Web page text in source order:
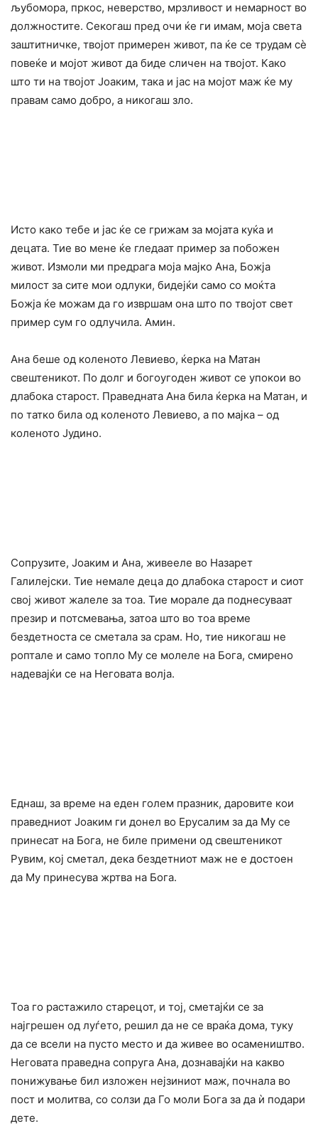
љубомора, пркос, неверство, мрзливост и немарност во
должностите. Секогаш пред очи ќе ги имам, моја света
заштитничке, твојот примерен живот, па ќе се трудам сè
повеќе и мојот живот да биде сличен на твојот. Како
што ти на твојот Јоаким, така и јас на мојот маж ќе му
правам само добро, а никогаш зло.
Исто како тебе и јас ќе се грижам за мојата куќа и
децата. Тие во мене ќе гледаат пример за побожен
живот. Измоли ми предрага моја мајко Ана, Божја
милост за сите мои одлуки, бидејќи само со моќта
Божја ќе можам да го извршам она што по твојот свет
пример сум го одлучила. Амин.
Ана беше од коленото Левиево, ќерка на Матан
свештеникот. По долг и богоугоден живот се упокои во
длабока старост. Праведната Ана била ќерка на Матан, и
по татко била од коленото Левиево, а по мајка – од
коленото Јудино.
Сопрузите, Јоаким и Ана, живееле во Назарет
Галилејски. Тие немале деца до длабока старост и сиот
свој живот жалеле за тоа. Тие морале да поднесуваат
презир и потсмевања, затоа што во тоа време
бездетноста се сметала за cpам. Но, тие никогаш не
роптале и само топло Му се молеле на Бога, смирено
надевајќи се на Неговата волја.
Еднаш, за време на еден голем празник, даровите кои
праведниот Јоаким ги донел во Ерусалим за да Му се
принесат на Бога, не биле примени од свештеникот
Рувим, кој сметал, дека бездетниот маж не е достоен
да Му принесува жртва на Бога.
Тоа го растажило старецот, и тој, сметајќи се за
најгрешен од луѓето, решил да не се враќа дома, туку
да се всели на пусто место и да живее во осамеништво.
Неговата праведна сопруга Ана, дознавајќи на какво
понижување бил изложен нејзиниот маж, почнала во
пост и молитва, со солзи да Го моли Бога за да ѝ подари
дете.